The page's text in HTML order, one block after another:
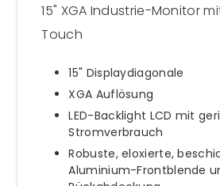
15" XGA Industrie-Monitor
Touch
15" Displaydiagonale
XGA Auflösung
LED-Backlight LCD mit
Stromverbrauch
Robuste, eloxierte,
Aluminium-Frontblende